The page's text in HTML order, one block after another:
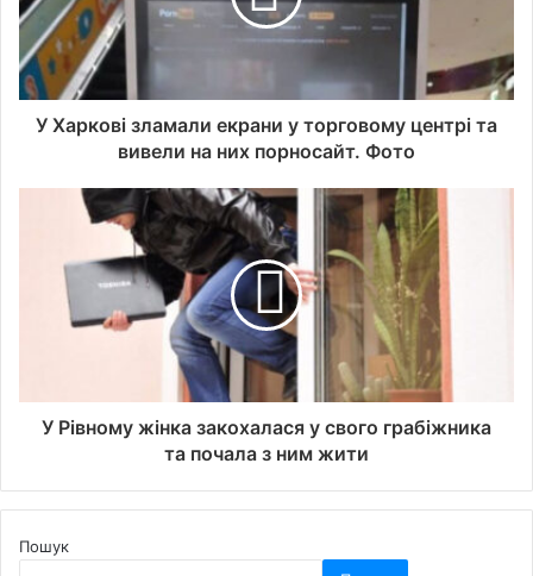
У Харкові зламали екрани у торговому центрі та
вивели на них порносайт. Фото
У Рівному жінка закохалася у свого грабіжника
та почала з ним жити
Пошук